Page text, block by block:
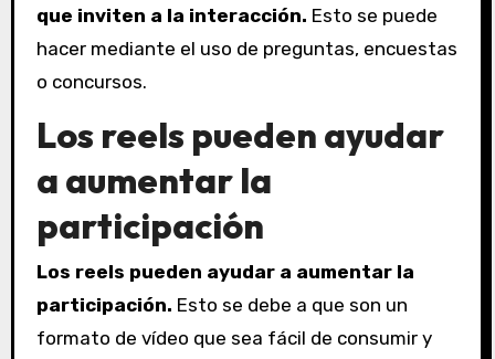
que inviten a la interacción. Esto se puede
hacer mediante el uso de preguntas, encuestas
o concursos.
Los reels pueden ayudar
a aumentar la
participación
Los reels pueden ayudar a aumentar la
participación. Esto se debe a que son un
formato de vídeo que sea fácil de consumir y